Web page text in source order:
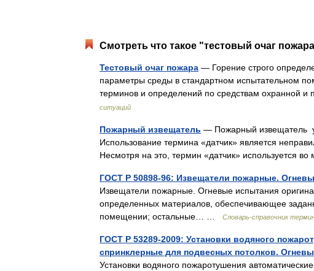
Смотреть что такое "тестовый очаг
Тестовый очаг пожара — Горение строго
параметры среды в стандартном испытательном
терминов и определений по средствам охранной
ситуаций
Пожарный извещатель — Пожарный извещатель
Использование термина «датчик» является
Несмотря на это, термин «датчик» используется
ГОСТ Р 50898-96: Извещатели пожарные.
Извещатели пожарные. Огневые испытания
определенных материалов, обеспечивающее
помещении; остальные… …
Словарь-справочник
ГОСТ Р 53289-2009: Установки водяного
спринклерные для подвесных потолков.
Установки водяного пожаротушения